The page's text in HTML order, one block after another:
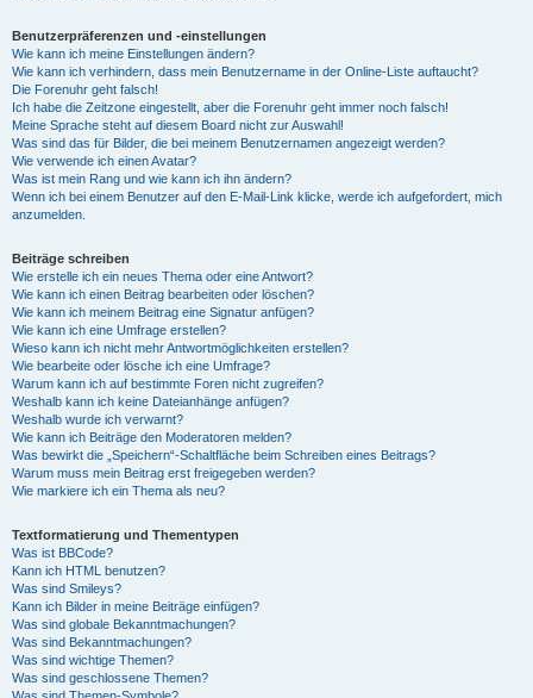
Benutzerpräferenzen und -einstellungen
Wie kann ich meine Einstellungen ändern?
Wie kann ich verhindern, dass mein Benutzername in der Online-Liste auftaucht?
Die Forenuhr geht falsch!
Ich habe die Zeitzone eingestellt, aber die Forenuhr geht immer noch falsch!
Meine Sprache steht auf diesem Board nicht zur Auswahl!
Was sind das für Bilder, die bei meinem Benutzernamen angezeigt werden?
Wie verwende ich einen Avatar?
Was ist mein Rang und wie kann ich ihn ändern?
Wenn ich bei einem Benutzer auf den E-Mail-Link klicke, werde ich aufgefordert, mich
anzumelden.
Beiträge schreiben
Wie erstelle ich ein neues Thema oder eine Antwort?
Wie kann ich einen Beitrag bearbeiten oder löschen?
Wie kann ich meinem Beitrag eine Signatur anfügen?
Wie kann ich eine Umfrage erstellen?
Wieso kann ich nicht mehr Antwortmöglichkeiten erstellen?
Wie bearbeite oder lösche ich eine Umfrage?
Warum kann ich auf bestimmte Foren nicht zugreifen?
Weshalb kann ich keine Dateianhänge anfügen?
Weshalb wurde ich verwarnt?
Wie kann ich Beiträge den Moderatoren melden?
Was bewirkt die „Speichern“-Schaltfläche beim Schreiben eines Beitrags?
Warum muss mein Beitrag erst freigegeben werden?
Wie markiere ich ein Thema als neu?
Textformatierung und Thementypen
Was ist BBCode?
Kann ich HTML benutzen?
Was sind Smileys?
Kann ich Bilder in meine Beiträge einfügen?
Was sind globale Bekanntmachungen?
Was sind Bekanntmachungen?
Was sind wichtige Themen?
Was sind geschlossene Themen?